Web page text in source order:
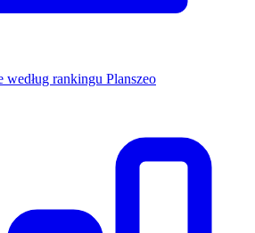
rankingu Planszeo